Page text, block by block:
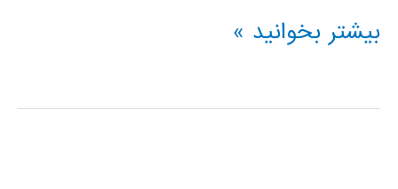
آموزش
پایگاه
بیشتر بخوانید »